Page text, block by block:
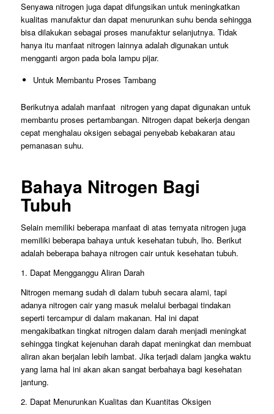
Senyawa nitrogen juga dapat difungsikan untuk meningkatkan
kualitas manufaktur dan dapat menurunkan suhu benda sehingga
bisa dilakukan sebagai proses manufaktur selanjutnya. Tidak
hanya itu manfaat nitrogen lainnya adalah digunakan untuk
mengganti argon pada bola lampu pijar.
Untuk Membantu Proses Tambang
Berikutnya adalah manfaat nitrogen yang dapat digunakan untuk
membantu proses pertambangan. Nitrogen dapat bekerja dengan
cepat menghalau oksigen sebagai penyebab kebakaran atau
pemanasan suhu.
Bahaya Nitrogen Bagi
Tubuh
Selain memiliki beberapa manfaat di atas ternyata nitrogen juga
memiliki beberapa bahaya untuk kesehatan tubuh, lho. Berikut
adalah beberapa bahaya nitrogen cair untuk kesehatan tubuh.
1. Dapat Mengganggu Aliran Darah
Nitrogen memang sudah di dalam tubuh secara alami, tapi
adanya nitrogen cair yang masuk melalui berbagai tindakan
seperti tercampur di dalam makanan. Hal ini dapat
mengakibatkan tingkat nitrogen dalam darah menjadi meningkat
sehingga tingkat kejenuhan darah dapat meningkat dan membuat
aliran akan berjalan lebih lambat. Jika terjadi dalam jangka waktu
yang lama hal ini akan akan sangat berbahaya bagi kesehatan
jantung.
2. Dapat Menurunkan Kualitas dan Kuantitas Oksigen